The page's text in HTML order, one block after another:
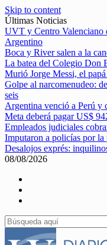
Skip to content
Últimas Noticias
UVT y Centro Valenciano
Argentino
Boca y River salen a la
La batea del Colegio Don
Murió Jorge Messi, el
Golpe al narcomenudeo:
seis
Argentina venció a Perú y
Meta deberá pagar US$
Empleados judiciales
Imputaron a policías por
Desalojos exprés:
08/08/2026